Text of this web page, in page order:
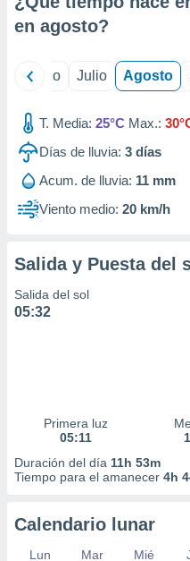
e
publicidad
publicidad
de
en agosto?
Junio Julio Agosto
T. Media: 25°C Max.:
Días de lluvia: 3 días
Acum. de lluvia: 11 mm
Viento medio: 20 km/h
Salida y Puesta del
Salida del sol
05:32
Primera luz
05:11
Duración del día 11h 53m
Tiempo para el amanecer 4h
Calendario lunar
Lun Mar Mié